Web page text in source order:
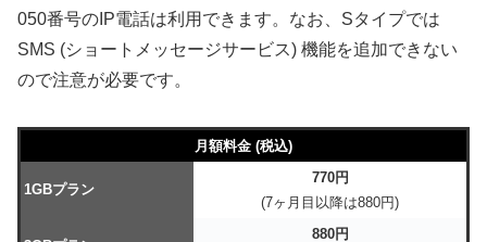
050番号のIP電話は利用できます。なお、Sタイプでは
SMS (ショートメッセージサービス) 機能を追加できない
ので注意が必要です。
月額料金 (税込)
1GBプラン
770円
(7ヶ月目以降は880円)
880円